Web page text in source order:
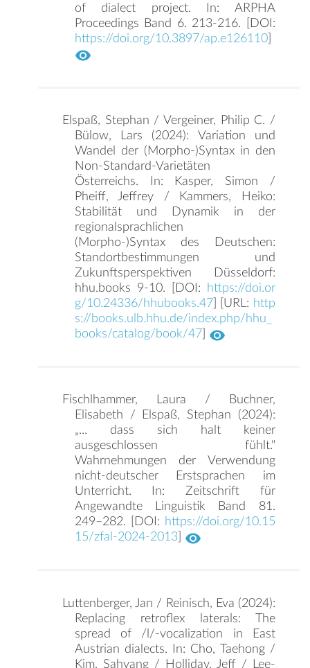
of dialect project. In: ARPHA
Proceedings Band 6. 213-216. [DOI:
https://doi.org/10.3897/ap.e126110]
Elspaß, Stephan / Vergeiner, Philip C. /
Bülow, Lars (2024): Variation und
Wandel der (Morpho-)Syntax in den
Non-Standard-Varietäten
Österreichs. In: Kasper, Simon /
Pheiff, Jeffrey / Kammers, Heiko:
Stabilität und Dynamik in der
regionalsprachlichen
(Morpho-)Syntax des Deutschen:
Standortbestimmungen und
Zukunftsperspektiven Düsseldorf:
hhu.books 9-10. [DOI:
https://doi.or
g/10.24336/hhubooks.47] [URL: http
s://books.ulb.hhu.de/index.php/hhu_
books/catalog/book/47]
Fischlhammer, Laura / Buchner,
Elisabeth / Elspaß, Stephan (2024):
„... dass sich halt keiner
ausgeschlossen fühlt."
Wahrnehmungen der Verwendung
nicht-deutscher Erstsprachen im
Unterricht. In: Zeitschrift für
Angewandte Linguistik Band 81.
249–282. [DOI: https://doi.org/10.15
15/zfal-2024-2013]
Luttenberger, Jan / Reinisch, Eva (2024):
Replacing retroflex laterals: The
spread of /l/-vocalization in East
Austrian dialects. In: Cho, Taehong /
Kim, Sahyang / Holliday, Jeff / Lee-